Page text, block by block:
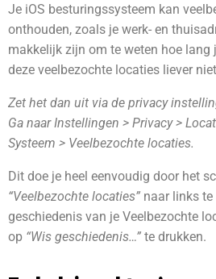
Je iOS besturingssysteem kan
onthouden, zoals je werk- en
makkelijk zijn om te weten hoe lang
deze veelbezochte locaties liever
Zet het dan uit via de privacy
Ga naar Instellingen > Privacy >
Systeem > Veelbezochte locaties.
Dit doe je heel eenvoudig door het
“Veelbezochte locaties” naar links
geschiedenis van je Veelbezochte
op “Wis geschiedenis…” te drukken.